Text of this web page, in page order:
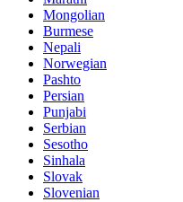
Mongolian
Burmese
Nepali
Norwegian
Pashto
Persian
Punjabi
Serbian
Sesotho
Sinhala
Slovak
Slovenian